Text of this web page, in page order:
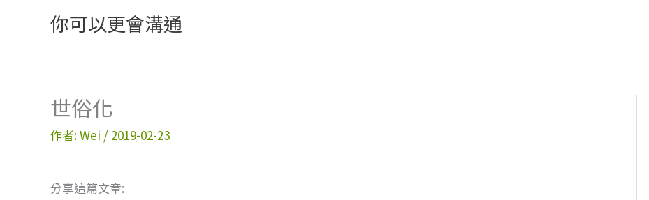
主
你可以更會溝通
世俗化
作者:Wei / 2019-02-23
分享這篇文章: